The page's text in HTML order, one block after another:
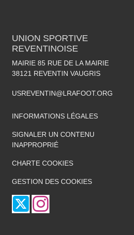
UNION SPORTIVE
REVENTINOISE
MAIRIE 85 RUE DE LA MAIRIE
38121 REVENTIN VAUGRIS
USREVENTIN@LRAFOOT.ORG
INFORMATIONS LÉGALES
SIGNALER UN CONTENU
INAPPROPRIÉ
CHARTE COOKIES
GESTION DES COOKIES